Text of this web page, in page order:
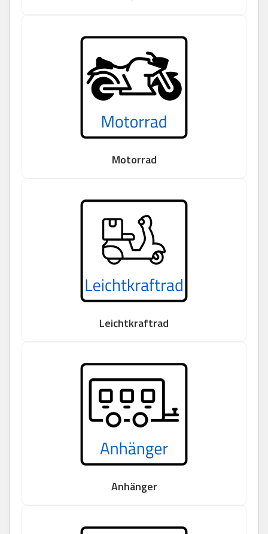
Motorrad
Leichtkraftrad
Anhänger